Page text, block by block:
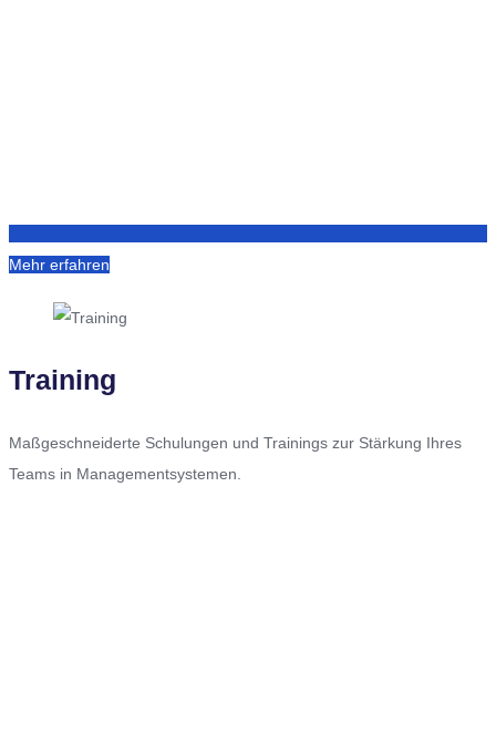
Mehr erfahren
Training
Maßgeschneiderte Schulungen und Trainings zur Stärkung Ihres
Teams in Managementsystemen.